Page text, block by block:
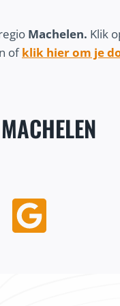
Machelen. Klik
ofklik hier om je